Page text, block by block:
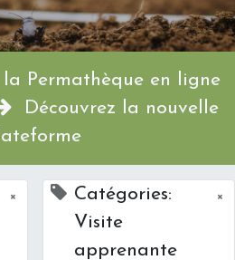
Permathèque en ligne
Découvrez la nouvelle
×
Catégories:
Visite
apprenante
×